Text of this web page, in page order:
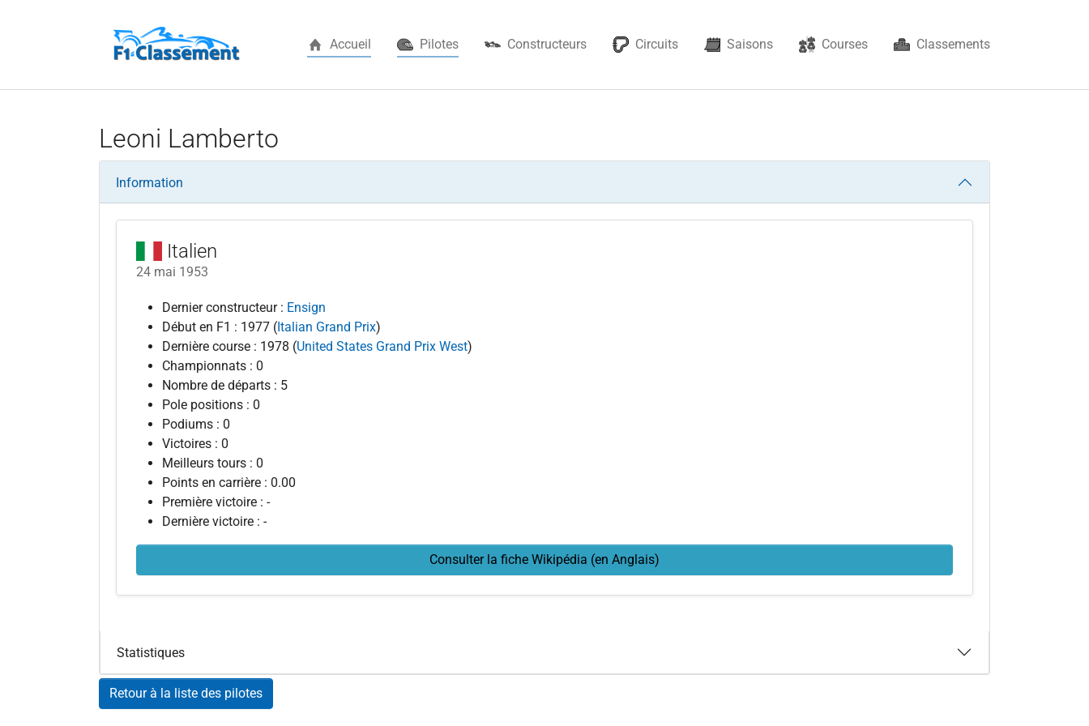
Accueil Pilotes(current) Constructeurs Circuits Saisons Courses Classements
Leoni Lamberto
Information
Italien
24 mai 1953
Dernier constructeur : Ensign
Début en F1 : 1977 (Italian Grand Prix)
Dernière course : 1978 (United States Grand Prix West)
Championnats : 0
Nombre de départs : 5
Pole positions : 0
Podiums : 0
Victoires : 0
Meilleurs tours : 0
Points en carrière : 0.00
Première victoire : -
Dernière victoire : -
Consulter la fiche Wikipédia (en Anglais)
Statistiques
Retour à la liste des pilotes